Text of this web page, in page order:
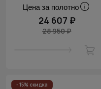
Цена за полотно
24 607 ₽
28 950 ₽
- 15% скидка